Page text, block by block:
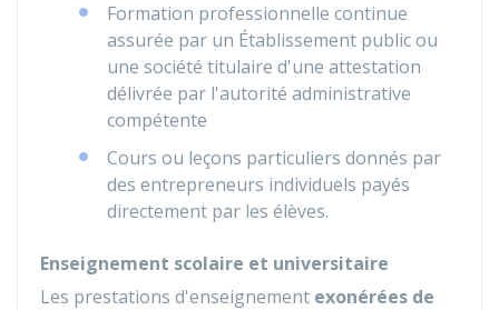
Formation professionnelle continue
assurée par un Établissement public ou
une société titulaire d'une attestation
délivrée par l'autorité administrative
compétente
Cours ou leçons particuliers donnés par
des entrepreneurs individuels payés
directement par les élèves.
Enseignement scolaire et universitaire
Les prestations d'enseignement exonérées de